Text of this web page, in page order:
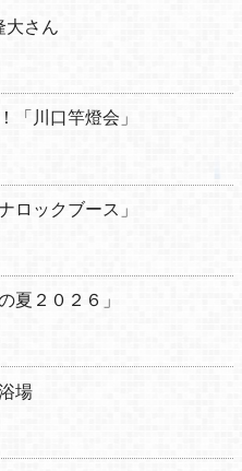
大さん
「川口竿燈会」
ロックブース」
夏２０２６」
場